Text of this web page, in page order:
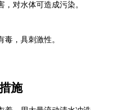
对水体可造成污染。
，具刺激性。
施